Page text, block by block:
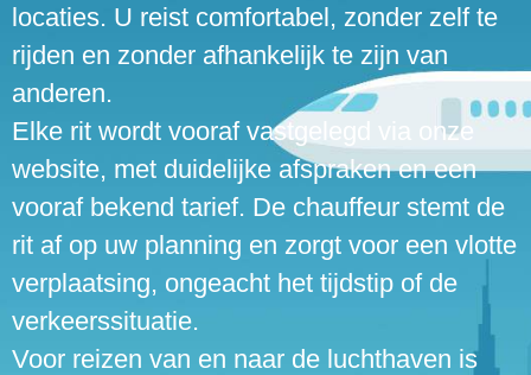
locaties. U reist comfortabel, zonder zelf te
rijden en zonder afhankelijk te zijn van
anderen.
Elke rit wordt vooraf vastgelegd via onze
website, met duidelijke afspraken en een
vooraf bekend tarief. De chauffeur stemt de
rit af op uw planning en zorgt voor een vlotte
verplaatsing, ongeacht het tijdstip of de
verkeerssituatie.
Voor reizen van en naar de luchthaven is